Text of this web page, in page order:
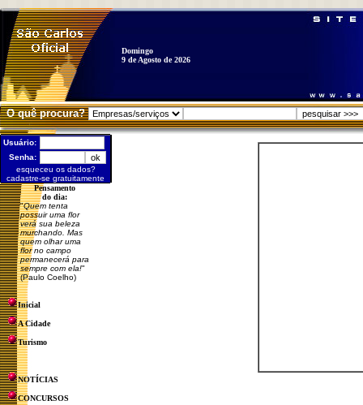
Domingo
9 de Agosto de 2026
O quê procura?
Usuário:
Senha:
esqueceu os dados?
cadastre-se gratuitamente
Pensamento
do dia:
"Quem tenta
possuir uma flor
verá sua beleza
murchando. Mas
quem olhar uma
flor no campo
permanecerá para
sempre com ela!"
(Paulo Coelho)
Inicial
A Cidade
Turismo
NOTÍCIAS
CONCURSOS